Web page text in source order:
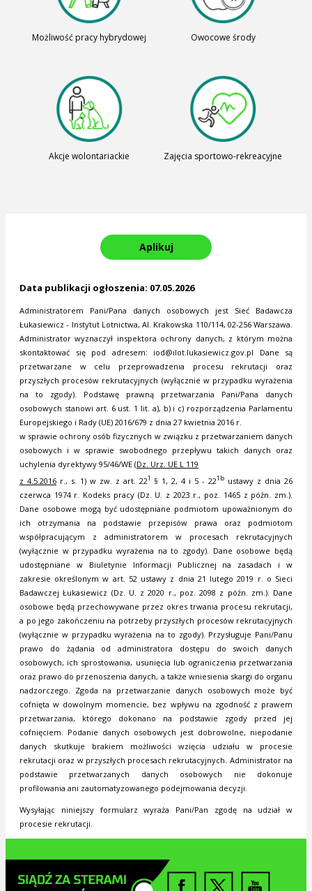
Możliwość pracy hybrydowej Owocowe środy
Akcje wolontariackie Zajęcia sportowo-rekreacyjne
Aplikuj
Data publikacji ogłoszenia: 07.05.2026
Administratorem Pani/Pana danych osobowych jest Sieć Badawcza
Łukasiewicz - Instytut Lotnictwa, Al. Krakowska 110/114, 02-256 Warszawa.
Administrator wyznaczył inspektora ochrony danych, z którym można
skontaktować się pod adresem: iod@ilot.lukasiewicz.gov.pl Dane są
przetwarzane w celu przeprowadzenia procesu rekrutacji oraz
przyszłych procesów rekrutacyjnych (wyłącznie w przypadku wyrażenia
na to zgody). Podstawę prawną przetwarzania Pani/Pana danych
osobowych stanowi art. 6 ust. 1 lit. a), b) i c) rozporządzenia Parlamentu
Europejskiego i Rady (UE) 2016/679 z dnia 27 kwietnia 2016 r.
w sprawie ochrony osób fizycznych w związku z przetwarzaniem danych
osobowych i w sprawie swobodnego przepływu takich danych oraz
uchylenia dyrektywy 95/46/WE (Dz. Urz. UE L 119
z 4.5.2016 r., s. 1) w zw. z art. 221 § 1, 2, 4 i 5 - 221b ustawy z dnia 26
czerwca 1974 r. Kodeks pracy (Dz. U. z 2023 r., poz. 1465 z późn. zm.).
Dane osobowe mogą być udostępniane podmiotom upoważnionym do
ich otrzymania na podstawie przepisów prawa oraz podmiotom
współpracującym z administratorem w procesach rekrutacyjnych
(wyłącznie w przypadku wyrażenia na to zgody). Dane osobowe będą
udostępniane w Biuletynie Informacji Publicznej na zasadach i w
zakresie określonym w art. 52 ustawy z dnia 21 lutego 2019 r. o Sieci
Badawczej Łukasiewicz (Dz. U. z 2020 r., poz. 2098 z późn. zm.). Dane
osobowe będą przechowywane przez okres trwania procesu rekrutacji,
a po jego zakończeniu na potrzeby przyszłych procesów rekrutacyjnych
(wyłącznie w przypadku wyrażenia na to zgody). Przysługuje Pani/Panu
prawo do żądania od administratora dostępu do swoich danych
osobowych, ich sprostowania, usunięcia lub ograniczenia przetwarzania
oraz prawo do przenoszenia danych, a także wniesienia skargi do organu
nadzorczego. Zgoda na przetwarzanie danych osobowych może być
cofnięta w dowolnym momencie, bez wpływu na zgodność z prawem
przetwarzania, którego dokonano na podstawie zgody przed jej
cofnięciem. Podanie danych osobowych jest dobrowolne, niepodanie
danych skutkuje brakiem możliwości wzięcia udziału w procesie
rekrutacji oraz w przyszłych procesach rekrutacyjnych. Administrator na
podstawie przetwarzanych danych osobowych nie dokonuje
profilowania ani zautomatyzowanego podejmowania decyzji.
Wysyłając niniejszy formularz wyraża Pani/Pan zgodę na udział w
procesie rekrutacji.